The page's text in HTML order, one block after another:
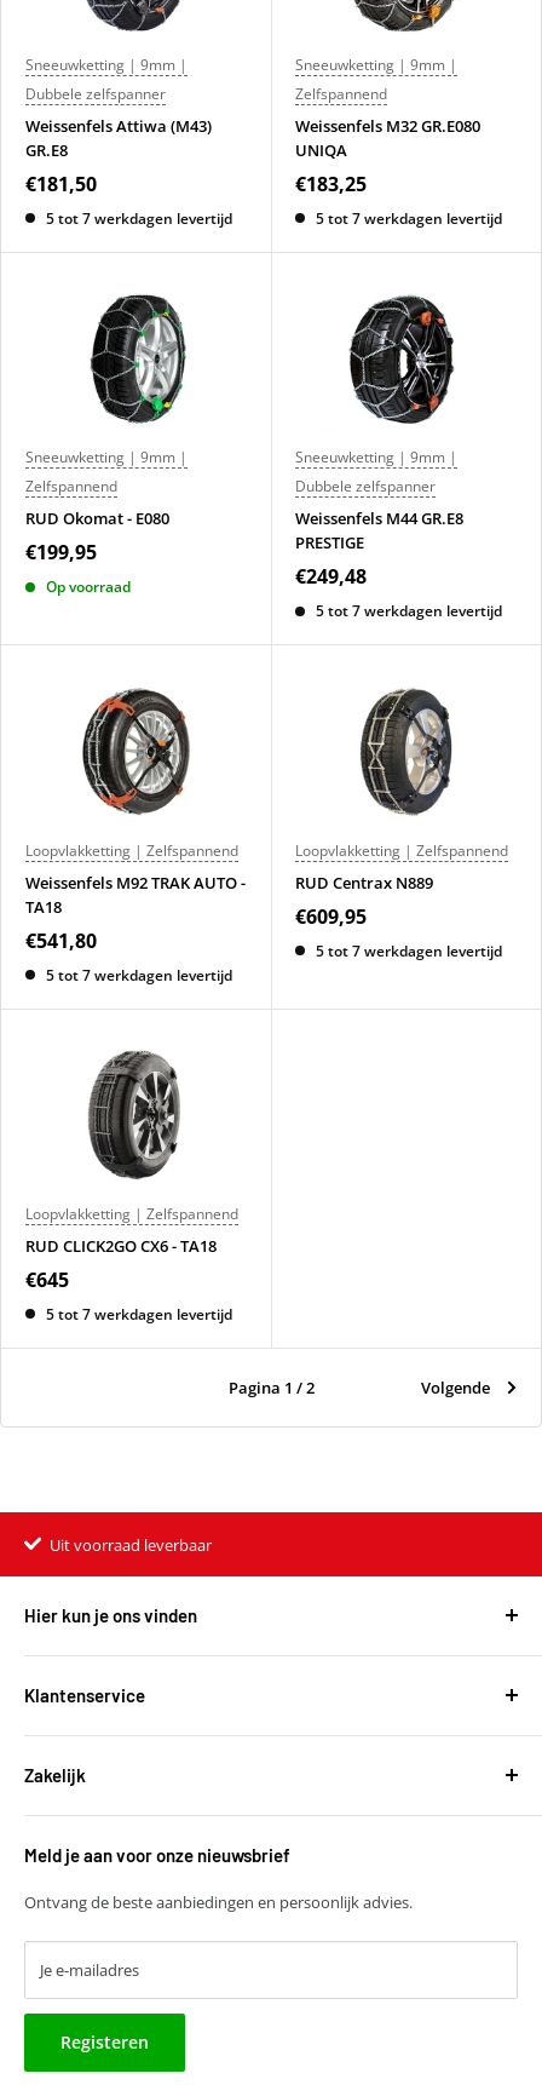
Sneeuwketting | 9mm |
Dubbele zelfspanner
Weissenfels Attiwa (M43)
GR.E8
€181,50
5 tot 7 werkdagen levertijd
Sneeuwketting | 9mm |
Zelfspannend
Weissenfels M32 GR.E080
UNIQA
€183,25
5 tot 7 werkdagen levertijd
Sneeuwketting | 9mm |
Zelfspannend
RUD Okomat - E080
€199,95
Op voorraad
Sneeuwketting | 9mm |
Dubbele zelfspanner
Weissenfels M44 GR.E8
PRESTIGE
€249,48
5 tot 7 werkdagen levertijd
Loopvlakketting | Zelfspannend
Weissenfels M92 TRAK AUTO -
TA18
€541,80
5 tot 7 werkdagen levertijd
Loopvlakketting | Zelfspannend
RUD Centrax N889
€609,95
5 tot 7 werkdagen levertijd
Loopvlakketting | Zelfspannend
RUD CLICK2GO CX6 - TA18
€645
5 tot 7 werkdagen levertijd
Pagina 1 / 2 Volgende
Uit voorraad leverbaar
Hier kun je ons vinden
Harvest Automotive B.V.
De Wel 34a
BTW: NL850118931B01
T+31 (0)30 6777775
Everkoop@harvestbv.nl
Klantenservice
Over ons
Bestellen en leveringen
Betalen
Retourneren
Zakelijk
Zakelijke klant worden
Samenwerkingsmogelijkheden
Meld je aan voor onze nieuwsbrief
Ontvang de beste aanbiedingen en persoonlijk advies.
Je e-mailadres
Registeren